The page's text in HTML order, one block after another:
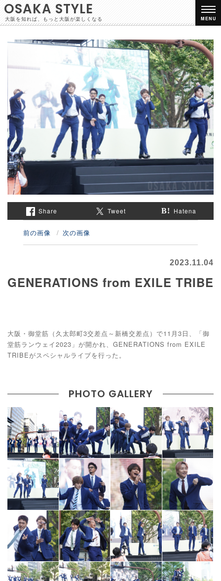
OSAKA STYLE
大阪を知れば、もっと大阪が楽しくなる MENU
Share Tweet Hatena
前の画像 次の画像
2023.11.04
GENERATIONS from EXILE TRIBE
大阪・御堂筋（久太郎町3交差点～新橋交差点）で11月3日、「御
堂筋ランウェイ2023」が開かれ、GENERATIONS from EXILE
TRIBEがスペシャルライブを行った。
PHOTO GALLERY